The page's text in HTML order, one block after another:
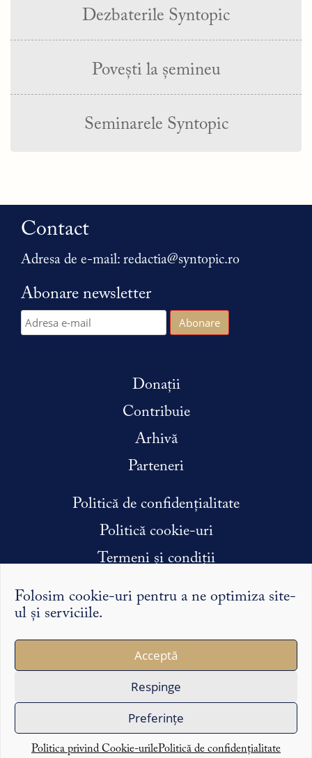
Folosim cookie-uri pentru a ne optimiza site-
ul și serviciile.
Acceptă
Respinge
Preferințe
Politica privind Cookie-urilePolitică de confidențialitate
Dezbaterile Syntopic
Povești la șemineu
Seminarele Syntopic
Contact
Adresa de e-mail: redactia@syntopic.ro
Abonare newsletter
Donații
Contribuie
Arhivă
Parteneri
Politică de confidențialitate
Politică cookie-uri
Termeni și condiții
Condiții efectuare stagiu de practică
Argumentele și punctele de vedere exprimate pe Syntopic
îi reprezintă exclusiv pe autorii lor și nu reflectă în mod
necesar opinia redacției sau a partenerilor noștri.
Copyright ©2026 Syntopic